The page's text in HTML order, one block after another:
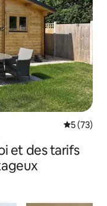
5 (73)
et des tarifs